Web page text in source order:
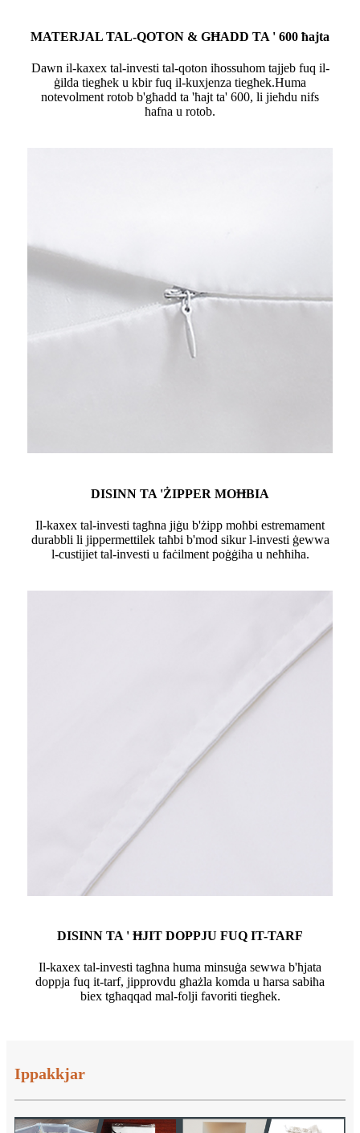
MATERJAL TAL-QOTON & GĦADD TA ' 600 ħajta
Dawn il-kaxex tal-investi tal-qoton iħossuhom tajjeb fuq il-
ġilda tiegħek u kbir fuq il-kuxjenza tiegħek.Huma
notevolment rotob b'għadd ta 'ħajt ta' 600, li jieħdu nifs
ħafna u rotob.
DISINN TA 'ŻIPPER MOĦBIA
Il-kaxex tal-investi tagħna jiġu b'żipp moħbi estremament
durabbli li jippermettilek taħbi b'mod sikur l-investi ġewwa
l-custijiet tal-investi u faċilment poġġiha u neħħiha.
DISINN TA ' ĦJIT DOPPJU FUQ IT-TARF
Il-kaxex tal-investi tagħna huma minsuġa sewwa b'ħjata
doppja fuq it-tarf, jipprovdu għażla komda u ħarsa sabiħa
biex tgħaqqad mal-folji favoriti tiegħek.
Ippakkjar